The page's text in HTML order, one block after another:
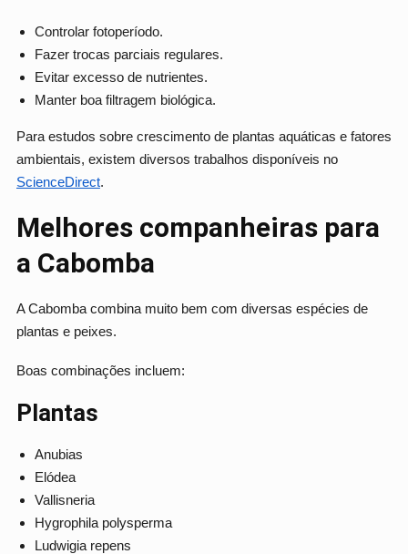
Controlar fotoperíodo.
Fazer trocas parciais regulares.
Evitar excesso de nutrientes.
Manter boa filtragem biológica.
Para estudos sobre crescimento de plantas aquáticas e fatores
ambientais, existem diversos trabalhos disponíveis no
ScienceDirect.
Melhores companheiras para
a Cabomba
A Cabomba combina muito bem com diversas espécies de
plantas e peixes.
Boas combinações incluem:
Plantas
Anubias
Elódea
Vallisneria
Hygrophila polysperma
Ludwigia repens